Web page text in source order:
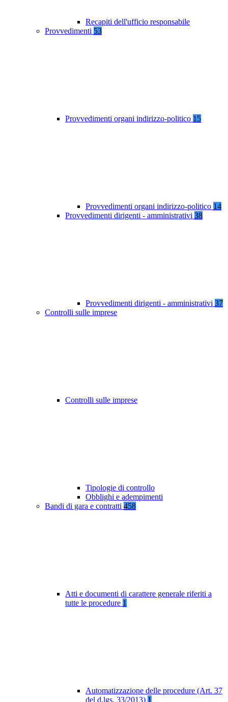
Recapiti dell'ufficio responsabile
Provvedimenti 53
Provvedimenti organi indirizzo-politico 15
Provvedimenti organi indirizzo-politico 14
Provvedimenti dirigenti - amministrativi 38
Provvedimenti dirigenti - amministrativi 37
Controlli sulle imprese
Controlli sulle imprese
Tipologie di controllo
Obblighi e adempimenti
Bandi di gara e contratti 458
Atti e documenti di carattere generale riferiti a
tutte le procedure 1
Automatizzazione delle procedure (Art. 37
del d.lgs. 33/2013) 1